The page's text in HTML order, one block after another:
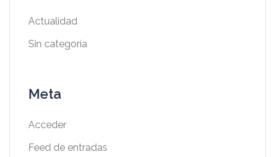
Actualidad
Sin categoría
Meta
Acceder
Feed de entradas